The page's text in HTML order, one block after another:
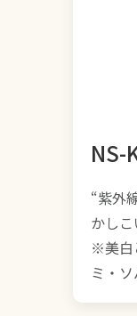
NS-
“紫外
かしこ
※美白
ミ・